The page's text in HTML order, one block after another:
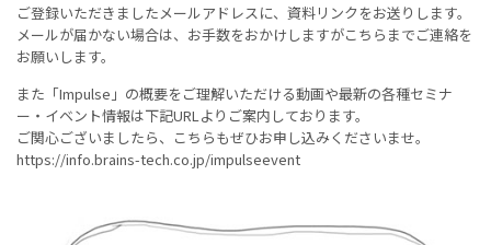
ご登録いただきましたメールアドレスに、資料リンクをお送りします。
メールが届かない場合は、お手数をおかけしますがこちら までご連絡を
お願いします。
また「Impulse」の概要をご理解いただける動画や最新の各種セミナ
ー・イベント情報は下記URLよりご案内しております。
ご関心ございましたら、こちらもぜひお申し込みくださいませ。
https://info.brains-tech.co.jp/impulseevent